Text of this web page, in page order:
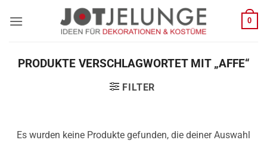
Inhalt
0
PRODUKTE VERSCHLAGWORTET MIT „AFFE“
FILTER
Es wurden keine Produkte gefunden, die deiner Auswahl